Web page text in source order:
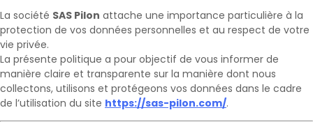
La société SAS Pilon attache une importance particulière à la
protection de vos données personnelles et au respect de votre
vie privée.
La présente politique a pour objectif de vous informer de
manière claire et transparente sur la manière dont nous
collectons, utilisons et protégeons vos données dans le cadre
de l’utilisation du site https://sas-pilon.com/.